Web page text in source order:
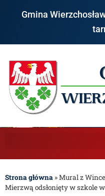
Gmina
Strona główna »Mural z
Mierzwą odsłonięty w szkole